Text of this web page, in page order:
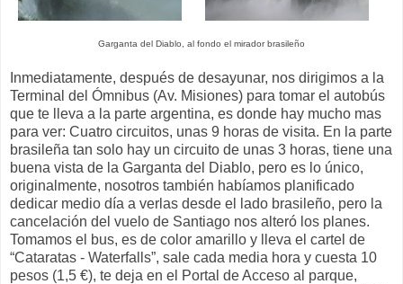
Garganta del Diablo, al fondo el mirador brasileño
Inmediatamente, después de desayunar, nos dirigimos a la
Terminal del Ómnibus (Av. Misiones) para tomar el autobús
que te lleva a la parte argentina, es donde hay mucho mas
para ver: Cuatro circuitos, unas 9 horas de visita. En la parte
brasileña tan solo hay un circuito de unas 3 horas, tiene una
buena vista de la Garganta del Diablo, pero es lo único,
originalmente, nosotros también habíamos planificado
dedicar medio día a verlas desde el lado brasileño, pero la
cancelación del vuelo de Santiago nos alteró los planes.
Tomamos el bus, es de color amarillo y lleva el cartel de
“Cataratas - Waterfalls”, sale cada media hora y cuesta 10
pesos (1,5 €), te deja en el Portal de Acceso al parque,